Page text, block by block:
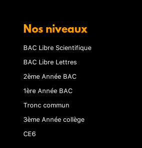
Nos niveaux
BAC Libre Scientifique
BAC Libre Lettres
2ème Année BAC
1ère Année BAC
Tronc commun
3ème Année collège
CE6